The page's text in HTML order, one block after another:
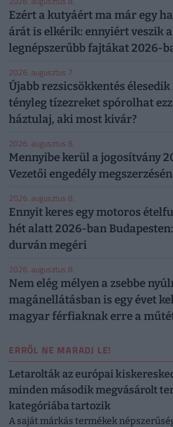
Ezért a kutyáért ma már egy
árát is elkérik: ennyiért veszik
legnépszerűbb fajtákat 2026-
2026. augusztus 7.
Újabb rezsicsökkentés élesedik
tényleg tízezreket spórolhat
háztulaj, aki most kivár?
2026. augusztus 8.
Mennyibe kerül a jogosítvány
Vezetői engedély
2026. augusztus 8.
Ennyit keres egy motoros
hét alatt 2026-ban
durván megéri
2026. augusztus 8.
Nem elég mélyen a zsebbe
magánellátásban is egy évet
magyar férfiaknak erre a
ERRŐL NE MARADJ LE!
Letarolták az európai
minden második megvásárolt
kategóriába tartozik
A saját márkás termékek